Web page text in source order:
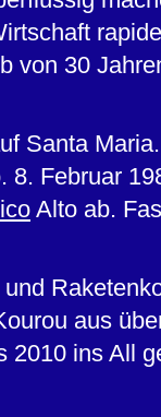
von 30
Santa
8. Februar
Alto ab.
aus
2010 ins All